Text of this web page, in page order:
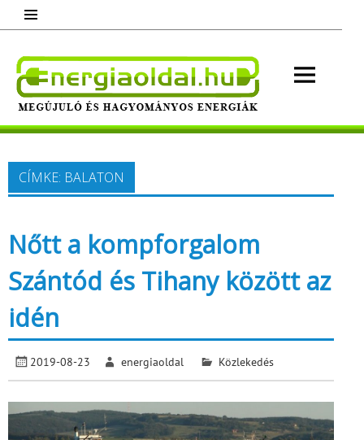
content
Megújuló és hagyományos energiák.
Minden, ami energia!
CÍMKE: BALATON
Nőtt a kompforgalom
Szántód és Tihany között az
idén
2019-08-23 energiaoldal Közlekedés